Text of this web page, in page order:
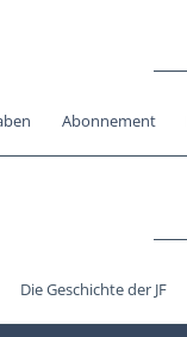
Abonnement
Die Geschichte der JF